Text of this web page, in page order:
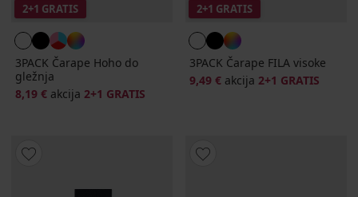
2+1 GRATIS
3PACK Čarape Hoho do
gležnja
8,19 € akcija 2+1 GRATIS
2+1 GRATIS
3PACK Čarape FILA visoke
9,49 € akcija 2+1 GRATIS